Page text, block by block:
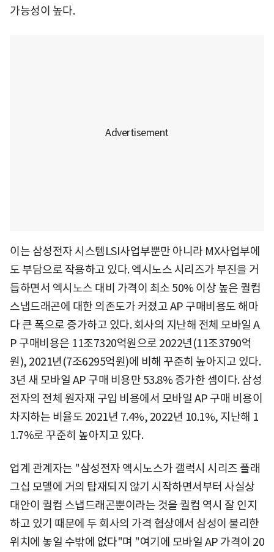
가능성이 높다.
이는 삼성전자 시스템LSI사업부뿐만 아니라 MX사업부에
도 부담으로 작용하고 있다. 엑시노스 시리즈가 부진을 거
듭하면서 엑시노스 대비 가격이 최소 50% 이상 높은 퀄컴
스냅드래곤에 대한 의존도가 커졌고 AP 구매비용도 해마
다 큰 폭으로 증가하고 있다. 회사의 지난해 전체 모바일 A
P 구매비용은 11조7320억원으로 2022년(11조3790억
원), 2021년(7조6295억원)에 비해 꾸준히 높아지고 있다.
3년 새 모바일 AP 구매 비용만 53.8% 증가한 셈이다. 삼성
전자의 전체 원자재 구입 비용에서 모바일 AP 구매 비용이
차지하는 비율도 2021년 7.4%, 2022년 10.1%, 지난해 1
1.7%로 꾸준히 높아지고 있다.
업계 관계자는 "삼성전자 엑시노스가 갤럭시 시리즈 플래
그십 모델에 거의 탑재되지 않기 시작하면서부터 사실상
대안이 퀄컴 스냅드래곤뿐이라는 것을 퀄컴 역시 잘 인지
하고 있기 때문에 두 회사의 가격 협상에서 삼성이 불리한
위치에 놓일 수밖에 없다"며 "여기에 모바일 AP 가격이 20